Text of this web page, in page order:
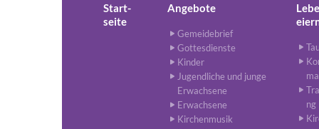
Start-
seite
Angebote
Gemeidebrief
Gottesdienste
Kinder
Jugendliche und junge
Erwachsene
Erwachsene
Kirchenmusik
ng